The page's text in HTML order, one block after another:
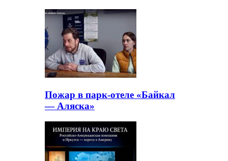
Пожар в парк-отеле «Байкал
— Аляска»